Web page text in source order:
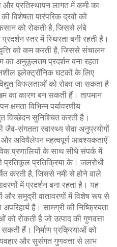
और प्रतिस्थापन लागत में कमी का
विशेषता पारंपरिक द्रवों को
को रोकती है, जिससे लंबे
स्तर में स्थिरता बनी रहती है।
को कम करती है, जिससे संचालन
का अनुकूलतम प्रदर्शन बना रहता
इलेक्ट्रॉनिक घटकों के लिए
विफलताओं को रोका जा सकता है
का कारण बन सकती हैं। तापमान
विभिन्न पर्यावरणीय
विच्छेदन सुनिश्चित करती है।
जैव-संगतता स्वास्थ्य सेवा अनुप्रयोगों
अविषैलेपन महत्वपूर्ण आवश्यकताएँ
प्रणालियों के साथ सीधे संपर्क में
प्रतिकूल प्रतिक्रिया के। जलरोधी
करती है, जिससे नमी से होने वाले
में प्रदर्शन बना रहता है। यह
और समुद्री वातावरणों में विशेष रूप से
है। सामग्री की निष्क्रियता
को रोकती है जो उत्पाद की गुणवत्ता
हैं। निर्माण प्रक्रियाओं को
और सुसंगत गुणवत्ता से लाभ